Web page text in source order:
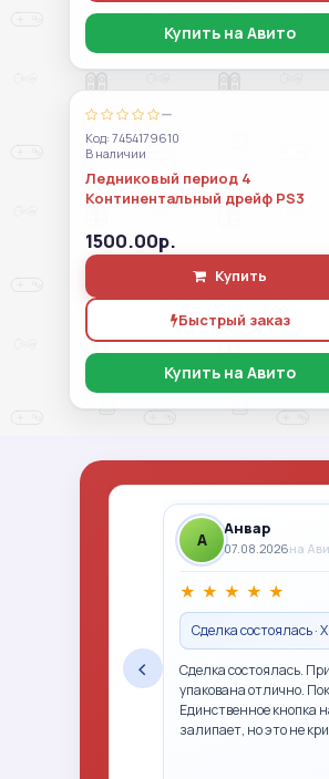
Купить на Авито
—
Код: 7454179610
В наличии
Ледниковый период 4
Континентальный дрейф PS3
1500.00р.
Купить
Быстрый заказ
Купить на Авито
‹
A
Анвар
07.08.2026на
★ ★ ★ ★ ★
Сделка состоялась ·
Сделка состоялась.
упакована отлично.
Единственное кнопка
залипает, но это не